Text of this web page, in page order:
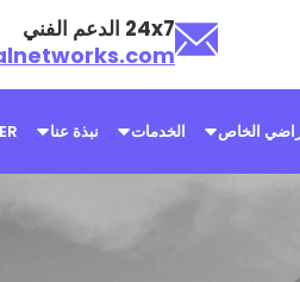
24x7 الدعم الفني
الخاص الخدمات نبذة عنا